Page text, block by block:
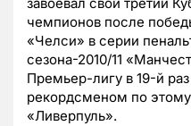
завоевал свой третий
чемпионов после
«Челси» в серии
сезона-2010/11
Премьер-лигу в 19-й
рекордсменом по
«Ливерпуль».